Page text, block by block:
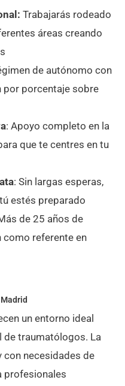
Trabajarás rodeado
áreas creando
de autónomo con
porcentaje sobre
: Apoyo completo en la
que te centres en tu
: Sin largas esperas,
estés preparado
de 25 años de
como referente en
un entorno ideal
de traumatólogos. La
necesidades de
profesionales